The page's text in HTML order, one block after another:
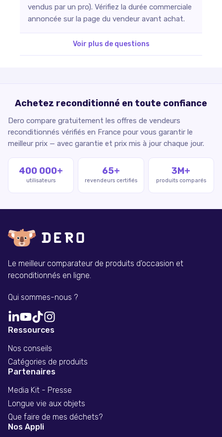
vendus par un pro). Vérifiez la durée commerciale
annoncée sur la page du vendeur avant achat.
Voir plus de questions
Achetez reconditionné en toute confiance
Dero compare gratuitement les offres de vendeurs
reconditionnés vérifiés en France pour vous garantir le
meilleur prix — avec garantie et prix mis à jour chaque jour.
400 000+
utilisateurs
65+
revendeurs certifiés
3M+
produits comparés
Le meilleur comparateur de produits d'occasion et
reconditionnés en ligne.
Qui sommes-nous ?
Ressources
Nos conseils
Catégories de produits
Partenaires
Media Kit - Presse
Longue vie aux objets
Que faire de mes déchets?
Nos Appli